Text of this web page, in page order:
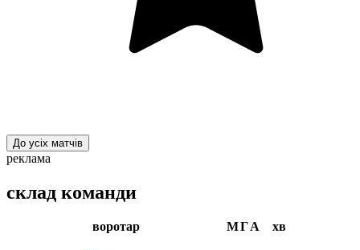
До усіх матчів
реклама
склад команди
воротар МГА хв